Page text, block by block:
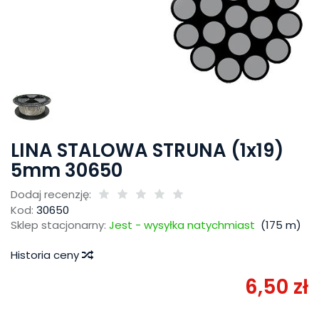
LINA STALOWA STRUNA (1x19)
5mm 30650
Dodaj recenzję:
Kod: 30650
Sklep stacjonarny: Jest - wysyłka natychmiast (175 m)
Historia ceny
6,50 zł